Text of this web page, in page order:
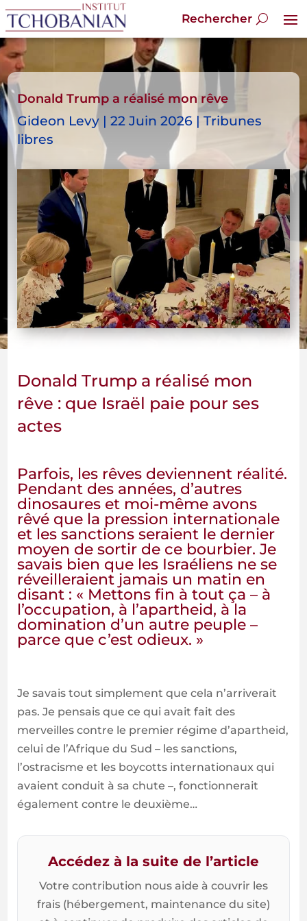
Donald Trump a réalisé mon rêve
Gideon Levy | 22 Juin 2026 | Tribunes
libres
Donald Trump a réalisé mon
rêve : que Israël paie pour ses
actes
Parfois, les rêves deviennent réalité.
Pendant des années, d’autres
dinosaures et moi-même avons
rêvé que la pression internationale
et les sanctions seraient le dernier
moyen de sortir de ce bourbier. Je
savais bien que les Israéliens ne se
réveilleraient jamais un matin en
disant : « Mettons fin à tout ça – à
l’occupation, à l’apartheid, à la
domination d’un autre peuple –
parce que c’est odieux. »
Je savais tout simplement que cela n’arriverait
pas. Je pensais que ce qui avait fait des
merveilles contre le premier régime d’apartheid,
celui de l’Afrique du Sud – les sanctions,
l’ostracisme et les boycotts internationaux qui
avaient conduit à sa chute –, fonctionnerait
également contre le deuxième…
Accédez à la suite de l’article
Votre contribution nous aide à couvrir les
frais (hébergement, maintenance du site)